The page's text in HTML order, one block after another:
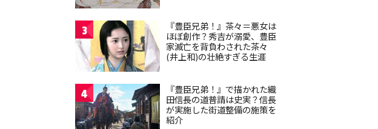
3
『豊臣兄弟！』茶々＝悪女は
ほぼ創作？秀吉が溺愛、豊臣
家滅亡を背負わされた茶々
(井上和)の壮絶すぎる生涯
4
『豊臣兄弟！』で描かれた織
田信長の道普請は史実？信長
が実施した街道整備の施策を
紹介